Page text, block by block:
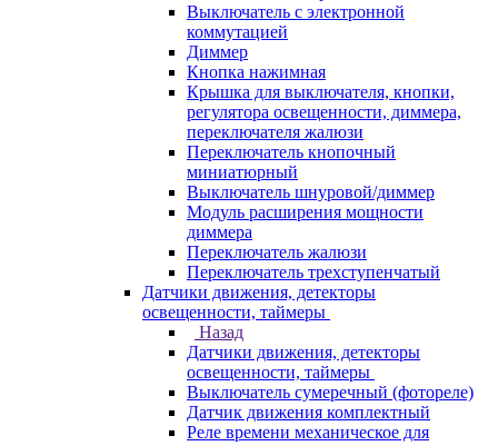
Выключатель с электронной
коммутацией
Диммер
Кнопка нажимная
Крышка для выключателя, кнопки,
регулятора освещенности, диммера,
переключателя жалюзи
Переключатель кнопочный
миниатюрный
Выключатель шнуровой/диммер
Модуль расширения мощности
диммера
Переключатель жалюзи
Переключатель трехступенчатый
Датчики движения, детекторы
освещенности, таймеры
Назад
Датчики движения, детекторы
освещенности, таймеры
Выключатель сумеречный (фотореле)
Датчик движения комплектный
Реле времени механическое для